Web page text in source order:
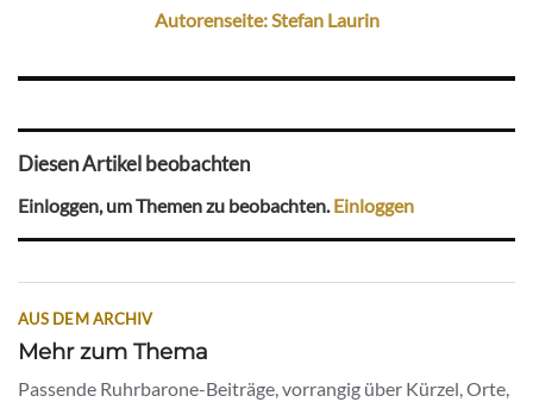
Autorenseite: Stefan Laurin
Diesen Artikel beobachten
Einloggen, um Themen zu beobachten.Einloggen
AUS DEM ARCHIV
Mehr zum Thema
Passende Ruhrbarone-Beiträge, vorrangig über Kürzel, Orte,